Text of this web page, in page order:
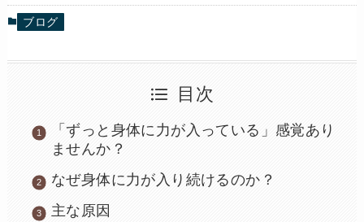
ブログ
目次
「ずっと身体に力が入っている」感覚あり
ませんか？
なぜ身体に力が入り続けるのか？
主な原因